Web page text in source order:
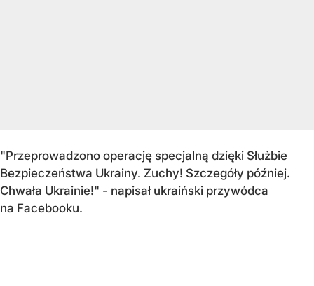
"Przeprowadzono operację specjalną dzięki Służbie
Bezpieczeństwa Ukrainy. Zuchy! Szczegóły później.
Chwała Ukrainie!" - napisał ukraiński przywódca
na Facebooku.